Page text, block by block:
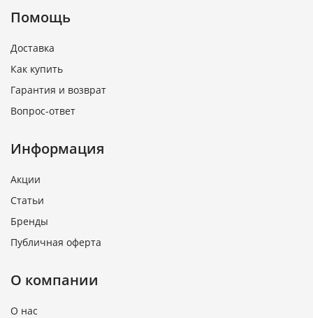
Помощь
Доставка
Как купить
Гарантия и возврат
Вопрос-ответ
Информация
Акции
Статьи
Бренды
Публичная оферта
О компании
О нас